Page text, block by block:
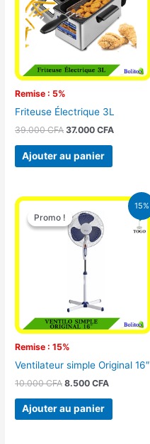
Remise : 5%
Friteuse Électrique 3L
39.000CFA 37.000CFA
Ajouter au panier
15%
Promo !
Remise : 15%
Promo !
Ventilateur simple Original 16″
10.000CFA
Le
prix
initial
était :
10.000 CFA.
8.500CFA
Le
Ajouter au panier